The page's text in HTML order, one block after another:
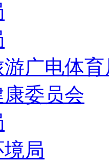
广电体育
委员会
局